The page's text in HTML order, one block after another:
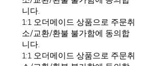
니다.
1:1 오더메이드 상품으로 주문취
소/교환/환불 불가함에 동의합
니다.
1:1 오더메이드 상품으로 주문취